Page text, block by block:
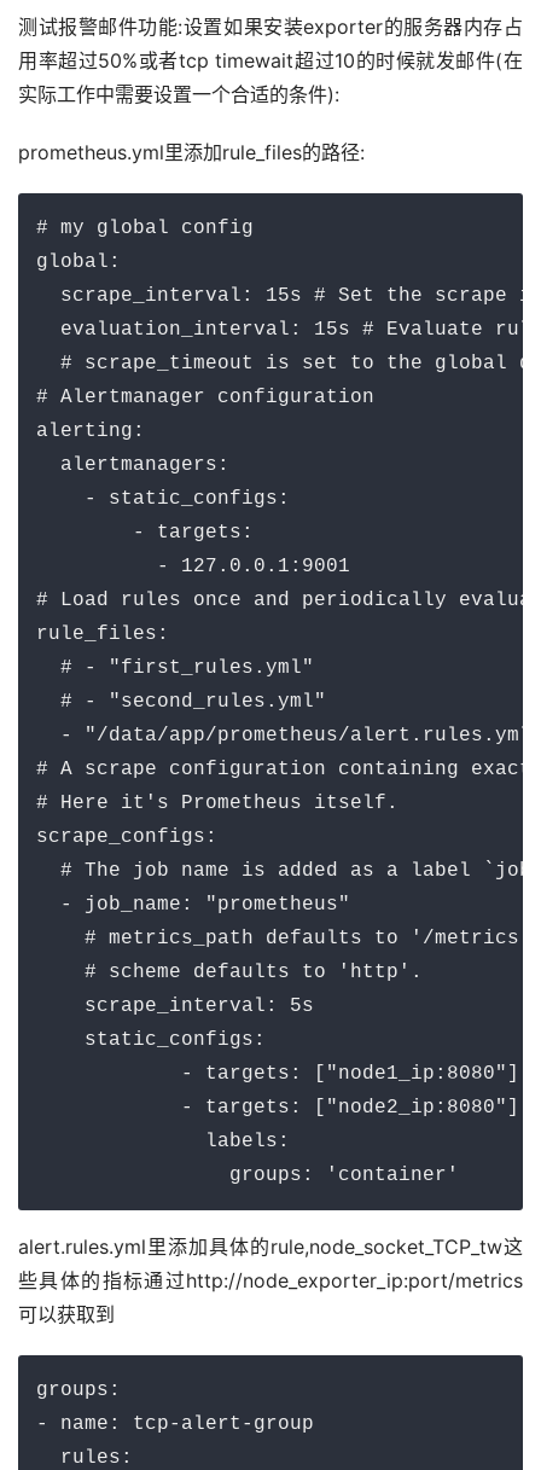
测试报警邮件功能:设置如果安装exporter的服务器内存占
用率超过50%或者tcp timewait超过10的时候就发邮件(在
实际工作中需要设置一个合适的条件):
prometheus.yml里添加rule_files的路径:
# my global config
global:
scrape_interval: 15s # Set the scrape
evaluation_interval: 15s # Evaluate
# scrape_timeout is set to the global
# Alertmanager configuration
alerting:
  alertmanagers:
    - static_configs:
        - targets:
          - 127.0.0.1:9001
# Load rules once and periodically
rule_files:
  # - "first_rules.yml"
  # - "second_rules.yml"
- "/data/app/prometheus/
# A scrape configuration containing
# Here it's Prometheus itself.
scrape_configs:
# The job name is added as a label
  - job_name: "prometheus"
    # metrics_path defaults to '/metrics'
    # scheme defaults to 'http'.
    scrape_interval: 5s
    static_configs:
            - targets: ["node1_ip:8080"]
            - targets: ["node2_ip:8080"]
              labels:
                groups: 'container'
alert.rules.yml里添加具体的rule,node_socket_TCP_tw这
些具体的指标通过http://node_exporter_ip:port/metrics
可以获取到
groups:
- name: tcp-alert-group
  rules: